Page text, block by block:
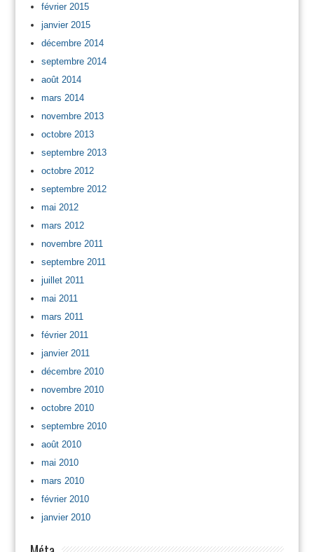
février 2015
janvier 2015
décembre 2014
septembre 2014
août 2014
mars 2014
novembre 2013
octobre 2013
septembre 2013
octobre 2012
septembre 2012
mai 2012
mars 2012
novembre 2011
septembre 2011
juillet 2011
mai 2011
mars 2011
février 2011
janvier 2011
décembre 2010
novembre 2010
octobre 2010
septembre 2010
août 2010
mai 2010
mars 2010
février 2010
janvier 2010